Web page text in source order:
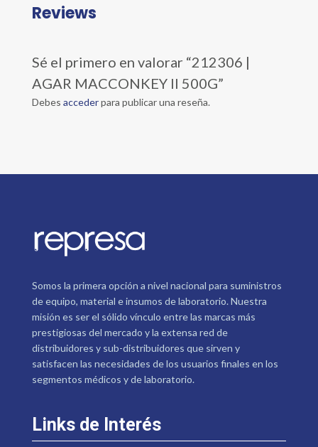
Reviews
Sé el primero en valorar “212306 |
AGAR MACCONKEY II 500G”
Debes accederpara publicar una reseña.
Somos la primera opción a nivel nacional para suministros
de equipo, material e insumos de laboratorio. Nuestra
misión es ser el sólido vínculo entre las marcas más
prestigiosas del mercado y la extensa red de
distribuidores y sub-distribuidores que sirven y
satisfacen las necesidades de los usuarios finales en los
segmentos médicos y de laboratorio.
Links de Interés